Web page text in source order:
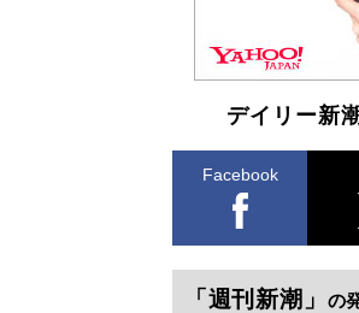
デイリー新
Facebook
「週刊新潮」 の